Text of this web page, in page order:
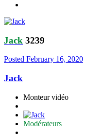
Jack 3239
Posted February 16, 2020
Jack
Monteur vidéo
Modérateurs